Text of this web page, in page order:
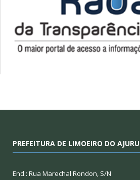
PREFEITURA DE LIMOEIRO DO AJURU
End.: Rua Marechal Rondon, S/N